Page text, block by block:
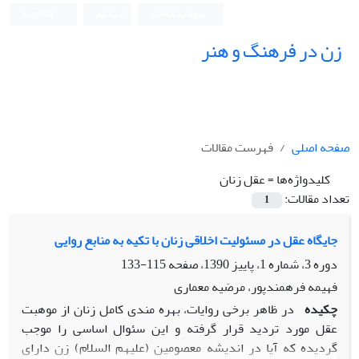
زن در فرهنگ و هنر
صفحه اصلی
فهرست مقالات
کلیدواژه‌ها =عقل زنان
تعداد مقالات:
1
جایگاه عقل در مسئولیت اخلاقی زنان با تکیه به منابع روایی
دوره 3، شماره 1، پاییز 1390، صفحه
115-133
فهیمه فرهمندپور، مرضیه معماری
چکیده در ظاهر برخی روایات، بهره مندی کامل زنان از موهبت
عقل مورد تردید قرار گرفته و این سئوال اساسی را موجب
گردیده که آیا در اندیشه معصومین (علیهم السلام) زن دارای